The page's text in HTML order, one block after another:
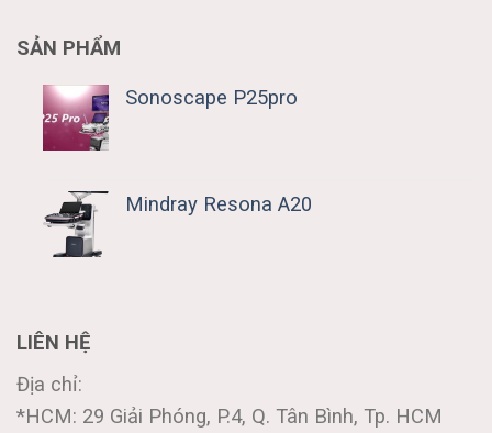
SẢN PHẨM
Sonoscape P25pro
Mindray Resona A20
LIÊN HỆ
Địa chỉ:
*HCM: 29 Giải Phóng, P.4, Q. Tân Bình, Tp. HCM